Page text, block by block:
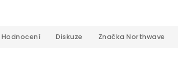
Hodnocení Diskuze Značka Northwave